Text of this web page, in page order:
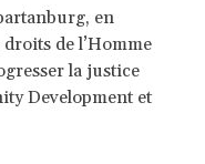
en
de l’Homme
la justice
Development et